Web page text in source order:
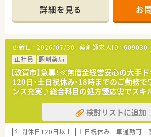
■研修制度は様々なプランがあり、集合研
講可能な研修も幅広く用意されています
■店舗で活躍する従業員、社外で活躍する
となる従業員など、薬剤師として様々な
を用意されています
■総合薬剤師・調剤薬剤師（土日休み・19時
の働き方を選択できます
■調剤併設型だけでなく「医療モール・クリ
地内薬局」「訪問調剤特化型店舗」など様
ます
■在宅医療にも積極的取り組んでおり「訪問
50店舗以上、無菌調剤室は業界最多の51店
■「プラチナくるみん認定企業」「健康経営
法人部門）認定」等を取得し一人ひとりが
されています
詳細を見る お
更新日： 2026/07/30 薬剤師求人ID： 609030
正社員
調剤薬局
【敦賀市】急募！≪無借金経営安心の大手
120日・土日祝休み・18時までのご勤務
ンス充実♪総合科目の処方箋応需でスキ
検討リストに追加
年間休日120日以上 土日祝休み 車通勤可